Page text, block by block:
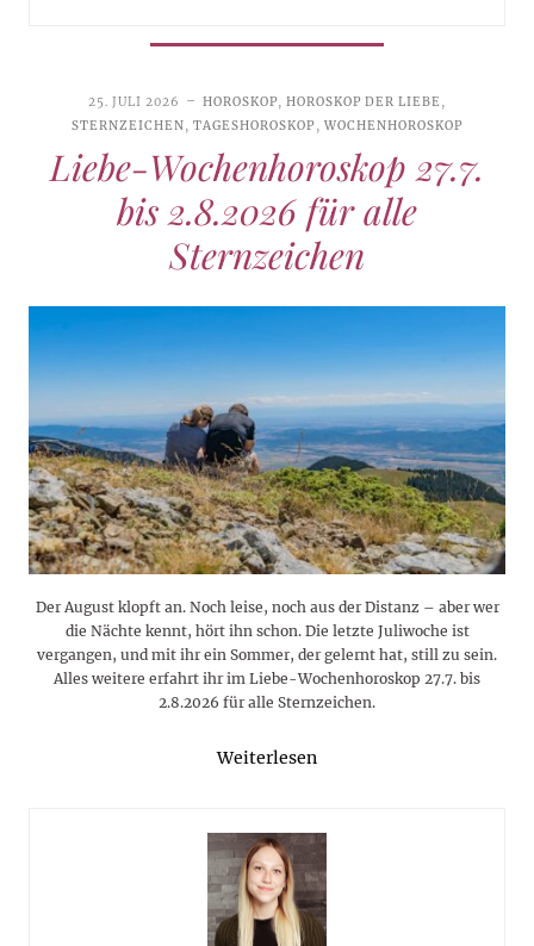
25. JULI 2026 HOROSKOP,HOROSKOP DER LIEBE,
STERNZEICHEN,TAGESHOROSKOP, WOCHENHOROSKOP
Liebe-Wochenhoroskop 27.7.
bis 2.8.2026 für alle
Sternzeichen
Der August klopft an. Noch leise, noch aus der Distanz – aber wer
die Nächte kennt, hört ihn schon. Die letzte Juliwoche ist
vergangen, und mit ihr ein Sommer, der gelernt hat, still zu sein.
Alles weitere erfahrt ihr im Liebe-Wochenhoroskop 27.7. bis
2.8.2026 für alle Sternzeichen.
Weiterlesen